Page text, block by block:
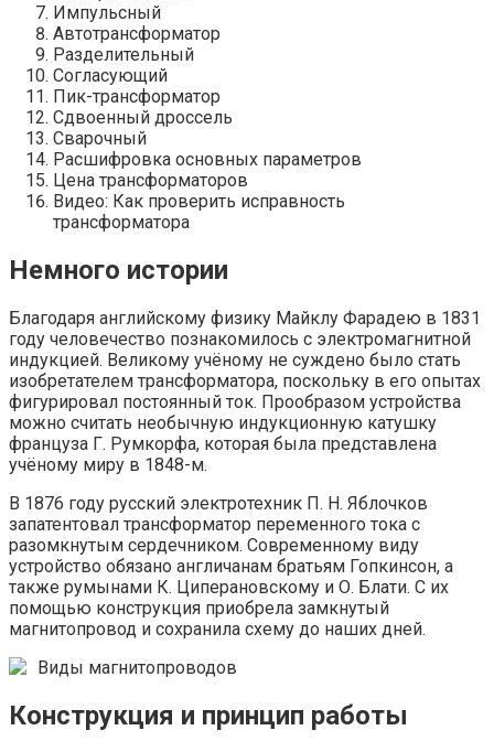
Импульсный
Автотрансформатор
Разделительный
Согласующий
Пик-трансформатор
Сдвоенный дроссель
Сварочный
Расшифровка основных параметров
Цена трансформаторов
Видео: Как проверить исправность
трансформатора
Немного истории
Благодаря английскому физику Майклу Фарадею в 1831
году человечество познакомилось с электромагнитной
индукцией. Великому учёному не суждено было стать
изобретателем трансформатора, поскольку в его опытах
фигурировал постоянный ток. Прообразом устройства
можно считать необычную индукционную катушку
француза Г. Румкорфа, которая была представлена
учёному миру в 1848-м.
В 1876 году русский электротехник П. Н. Яблочков
запатентовал трансформатор переменного тока с
разомкнутым сердечником. Современному виду
устройство обязано англичанам братьям Гопкинсон, а
также румынами К. Циперановскому и О. Блати. С их
помощью конструкция приобрела замкнутый
магнитопровод и сохранила схему до наших дней.
Виды магнитопроводов
Конструкция и принцип работы